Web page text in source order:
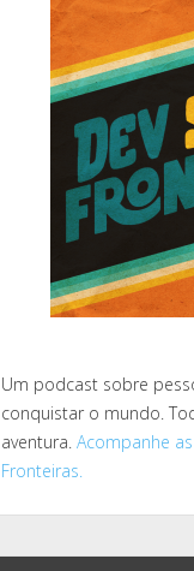
Um podcast sobre
conquistar o mundo.
aventura.Acompanhe
Fronteiras.